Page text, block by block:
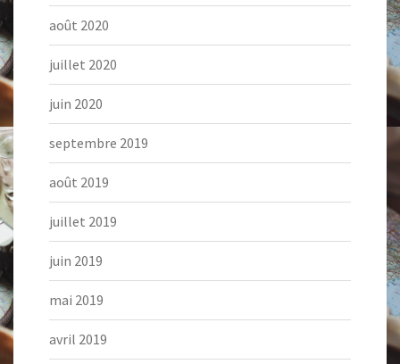
août 2020
juillet 2020
juin 2020
septembre 2019
août 2019
juillet 2019
juin 2019
mai 2019
avril 2019